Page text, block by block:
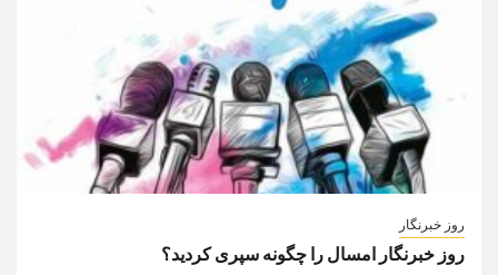
روز خبرنگار
روز خبرنگار امسال را چگونه سپری کردید؟